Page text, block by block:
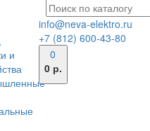
и
info@neva-elektro.ru
+7 (812) 600-43-80
0
0 р.